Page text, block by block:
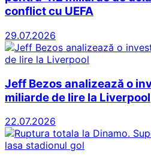
conflict cu UEFA
29.07.2026
Jeff Bezos analizează o
miliarde de lire la Liverpool
22.07.2026